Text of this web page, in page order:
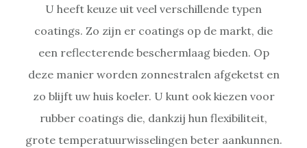
U heeft keuze uit veel verschillende typen
coatings. Zo zijn er coatings op de markt, die
een reflecterende beschermlaag bieden. Op
deze manier worden zonnestralen afgeketst en
zo blijft uw huis koeler. U kunt ook kiezen voor
rubber coatings die, dankzij hun flexibiliteit,
grote temperatuurwisselingen beter aankunnen.